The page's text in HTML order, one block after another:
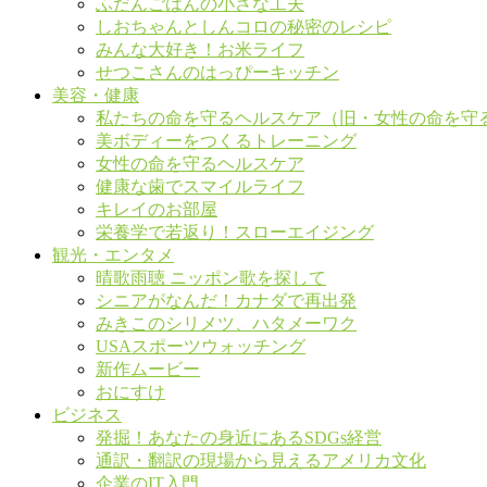
ふだんごはんの小さな工夫
しおちゃんとしんコロの秘密のレシピ
みんな大好き！お米ライフ
せつこさんのはっぴーキッチン
美容・健康
私たちの命を守るヘルスケア（旧・女性の命を守
美ボディーをつくるトレーニング
女性の命を守るヘルスケア
健康な歯でスマイルライフ
キレイのお部屋
栄養学で若返り！スローエイジング
観光・エンタメ
晴歌雨聴 ニッポン歌を探して
シニアがなんだ！カナダで再出発
みきこのシリメツ、ハタメーワク
USAスポーツウォッチング
新作ムービー
おにすけ
ビジネス
発掘！あなたの身近にあるSDGs経営
通訳・翻訳の現場から見えるアメリカ文化
企業のIT入門